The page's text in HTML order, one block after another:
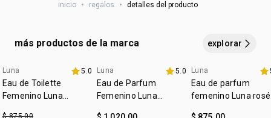
eau de toilette natura luna clásico con aroma elegante
fresca y juvenil
aromas que reflejan feminidad, confianza y estilo
incluye bolsa de regalo lista para sorprender
ocasión especial
inicio • regalos • detalles del producto
más productos de la marca explorar
outlet
Luna 5.0
Eau de Toilette
Femenino Luna
$ 875.00
Luna 5.0
Eau de Parfum
Femenino Luna
Luna
Eau de parfum
femenino Luna rosé